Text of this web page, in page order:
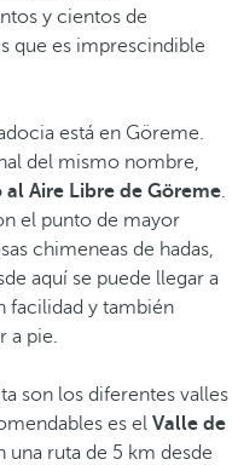
y cientos de
que es imprescindible
está en Göreme.
del mismo nombre,
al Aire Libre de Göreme.
el punto de mayor
chimeneas de hadas,
aquí se puede llegar a
facilidad y también
a pie.
son los diferentes valles
es el Valle de
una ruta de 5 km desde